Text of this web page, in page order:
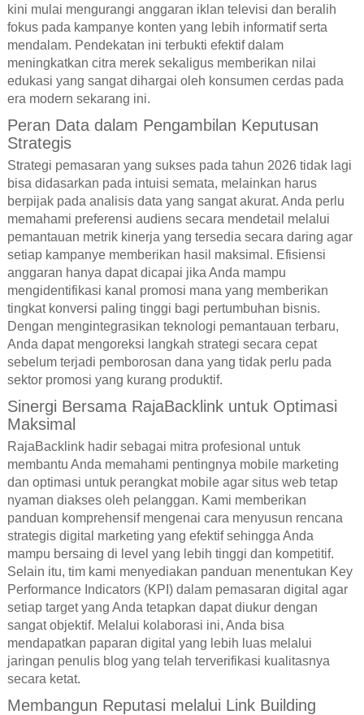
kini mulai mengurangi anggaran iklan televisi dan beralih
fokus pada kampanye konten yang lebih informatif serta
mendalam. Pendekatan ini terbukti efektif dalam
meningkatkan citra merek sekaligus memberikan nilai
edukasi yang sangat dihargai oleh konsumen cerdas pada
era modern sekarang ini.
Peran Data dalam Pengambilan Keputusan
Strategis
Strategi pemasaran yang sukses pada tahun 2026 tidak lagi
bisa didasarkan pada intuisi semata, melainkan harus
berpijak pada analisis data yang sangat akurat. Anda perlu
memahami preferensi audiens secara mendetail melalui
pemantauan metrik kinerja yang tersedia secara daring agar
setiap kampanye memberikan hasil maksimal. Efisiensi
anggaran hanya dapat dicapai jika Anda mampu
mengidentifikasi kanal promosi mana yang memberikan
tingkat konversi paling tinggi bagi pertumbuhan bisnis.
Dengan mengintegrasikan teknologi pemantauan terbaru,
Anda dapat mengoreksi langkah strategi secara cepat
sebelum terjadi pemborosan dana yang tidak perlu pada
sektor promosi yang kurang produktif.
Sinergi Bersama RajaBacklink untuk Optimasi
Maksimal
RajaBacklink hadir sebagai mitra profesional untuk
membantu Anda memahami pentingnya mobile marketing
dan optimasi untuk perangkat mobile agar situs web tetap
nyaman diakses oleh pelanggan. Kami memberikan
panduan komprehensif mengenai cara menyusun rencana
strategis digital marketing yang efektif sehingga Anda
mampu bersaing di level yang lebih tinggi dan kompetitif.
Selain itu, tim kami menyediakan panduan menentukan Key
Performance Indicators (KPI) dalam pemasaran digital agar
setiap target yang Anda tetapkan dapat diukur dengan
sangat objektif. Melalui kolaborasi ini, Anda bisa
mendapatkan paparan digital yang lebih luas melalui
jaringan penulis blog yang telah terverifikasi kualitasnya
secara ketat.
Membangun Reputasi melalui Link Building